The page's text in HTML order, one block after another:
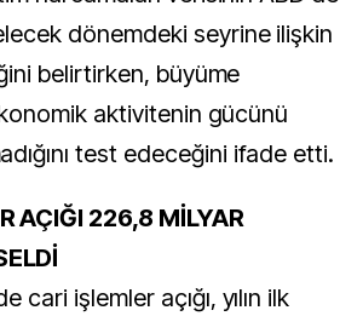
dönemdeki seyrine ilişkin
belirtirken, büyüme
aktivitenin gücünü
test edeceğini ifade etti.
AÇIĞI 226,8 MİLYAR
cari işlemler açığı, yılın ilk